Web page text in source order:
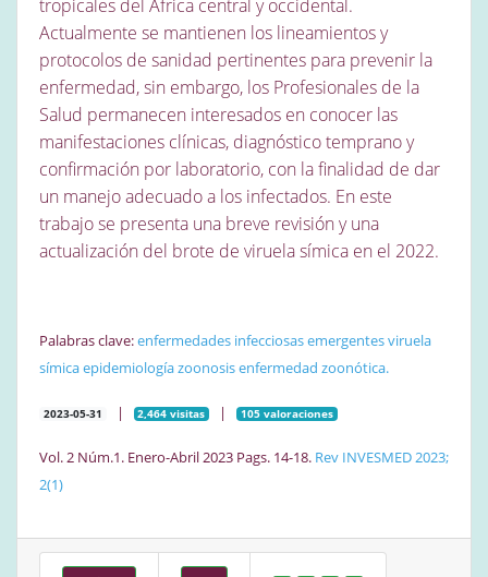
tropicales del África central y occidental.
Actualmente se mantienen los lineamientos y
protocolos de sanidad pertinentes para prevenir la
enfermedad, sin embargo, los Profesionales de la
Salud permanecen interesados en conocer las
manifestaciones clínicas, diagnóstico temprano y
confirmación por laboratorio, con la finalidad de dar
un manejo adecuado a los infectados. En este
trabajo se presenta una breve revisión y una
actualización del brote de viruela símica en el 2022.
Palabras clave:enfermedades infecciosas emergentesviruela
símicaepidemiologíazoonosisenfermedad zoonótica.
2023-05-31 | 2,464 visitas | 105 valoraciones
Vol. 2 Núm.1. Enero-Abril 2023 Pags. 14-18. Rev INVESMED 2023;
2(1)